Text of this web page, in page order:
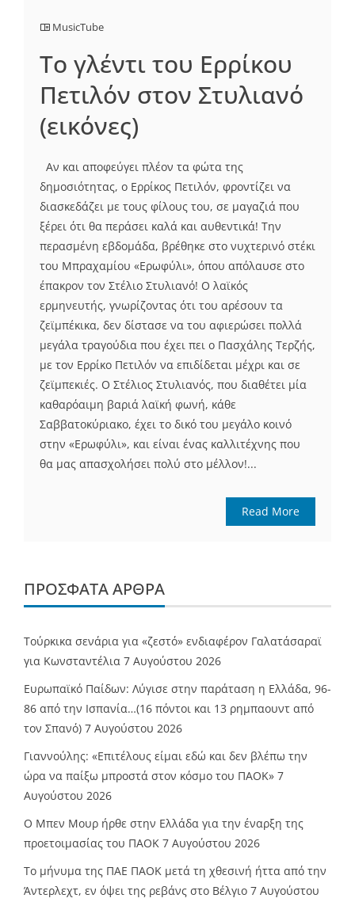
MusicTube
Το γλέντι του Ερρίκου
Πετιλόν στον Στυλιανό
(εικόνες)
Αν και αποφεύγει πλέον τα φώτα της
δημοσιότητας, ο Ερρίκος Πετιλόν, φροντίζει να
διασκεδάζει με τους φίλους του, σε μαγαζιά που
ξέρει ότι θα περάσει καλά και αυθεντικά! Την
περασμένη εβδομάδα, βρέθηκε στο νυχτερινό στέκι
του Μπραχαμίου «Ερωφύλι», όπου απόλαυσε στο
έπακρον τον Στέλιο Στυλιανό! Ο λαϊκός
ερμηνευτής, γνωρίζοντας ότι του αρέσουν τα
ζεϊμπέκικα, δεν δίστασε να του αφιερώσει πολλά
μεγάλα τραγούδια που έχει πει ο Πασχάλης Τερζής,
με τον Ερρίκο Πετιλόν να επιδίδεται μέχρι και σε
ζεϊμπεκιές. Ο Στέλιος Στυλιανός, που διαθέτει μία
καθαρόαιμη βαριά λαϊκή φωνή, κάθε
Σαββατοκύριακο, έχει το δικό του μεγάλο κοινό
στην «Ερωφύλι», και είναι ένας καλλιτέχνης που
θα μας απασχολήσει πολύ στο μέλλον!...
Read More
ΠΡΌΣΦΑΤΑ ΆΡΘΡΑ
Τούρκικα σενάρια για «ζεστό» ενδιαφέρον Γαλατάσαραϊ
για Κωνσταντέλια 7 Αυγούστου 2026
Ευρωπαϊκό Παίδων: Λύγισε στην παράταση η Ελλάδα, 96-
86 από την Ισπανία…(16 πόντοι και 13 ρημπαουντ από
τον Σπανό) 7 Αυγούστου 2026
Γιαννούλης: «Επιτέλους είμαι εδώ και δεν βλέπω την
ώρα να παίξω μπροστά στον κόσμο του ΠΑΟΚ» 7
Αυγούστου 2026
O Mπεν Μουρ ήρθε στην Ελλάδα για την έναρξη της
προετοιμασίας του ΠΑΟΚ 7 Αυγούστου 2026
Το μήνυμα της ΠΑΕ ΠΑΟΚ μετά τη χθεσινή ήττα από την
Άντερλεχτ, εν όψει της ρεβάνς στο Βέλγιο 7 Αυγούστου